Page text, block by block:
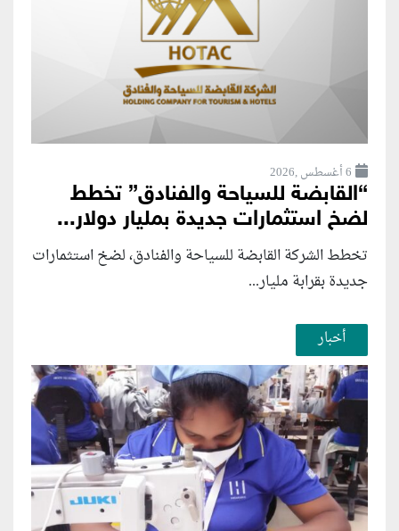
6 أغسطس ,2026
“القابضة للسياحة والفنادق” تخطط
لضخ استثمارات جديدة بمليار دولار...
تخطط الشركة القابضة للسياحة والفنادق، لضخ استثمارات
جديدة بقرابة مليار...
أخبار